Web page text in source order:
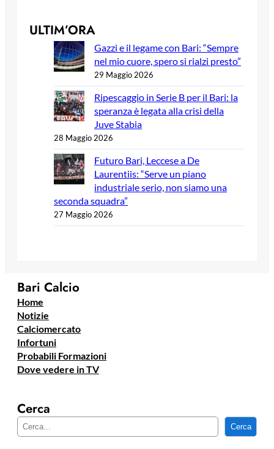
ULTIM’ORA
Gazzi e il legame con Bari: “Sempre
nel mio cuore, spero si rialzi presto”
29 Maggio 2026
Ripescaggio in Serie B per il Bari: la
speranza è legata alla crisi della
Juve Stabia
28 Maggio 2026
Futuro Bari, Leccese a De
Laurentiis: “Serve un piano
industriale serio, non siamo una
seconda squadra”
27 Maggio 2026
Bari Calcio
Home
Notizie
Calciomercato
Infortuni
Probabili Formazioni
Dove vedere in TV
Cerca
e
Cerca